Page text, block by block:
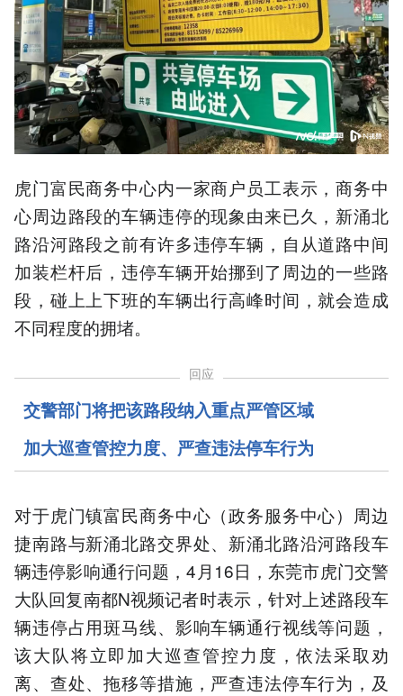
虎门富民商务中心内一家商户员工表示，商务中
心周边路段的车辆违停的现象由来已久，新涌北
路沿河路段之前有许多违停车辆，自从道路中间
加装栏杆后，违停车辆开始挪到了周边的一些路
段，碰上上下班的车辆出行高峰时间，就会造成
不同程度的拥堵。
回应
交警部门将把该路段纳入重点严管区域
加大巡查管控力度、严查违法停车行为
对于虎门镇富民商务中心（政务服务中心）周边
捷南路与新涌北路交界处、新涌北路沿河路段车
辆违停影响通行问题，4月16日，东莞市虎门交警
大队回复南都N视频记者时表示，针对上述路段车
辆违停占用斑马线、影响车辆通行视线等问题，
该大队将立即加大巡查管控力度，依法采取劝
离、查处、拖移等措施，严查违法停车行为，及